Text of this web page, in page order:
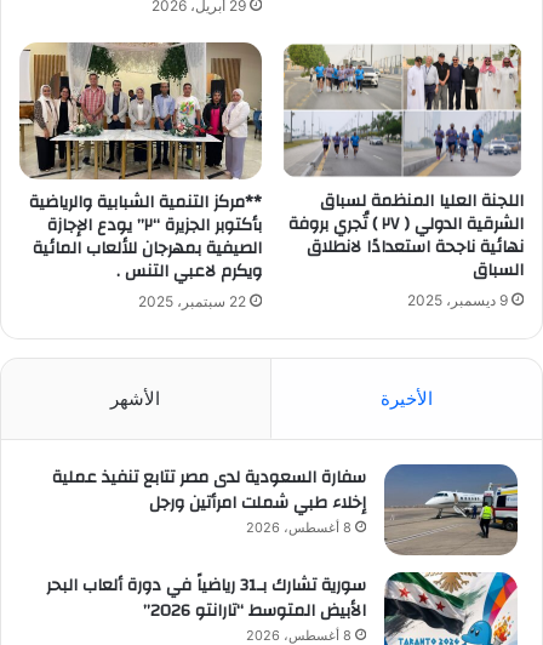
29 أبريل، 2026
اللجنة العليا المنظمة لسباق
الشرقية الدولي ( ٢٧ ) تُجري بروفة
نهائية ناجحة استعدادًا لانطلاق
السباق
9 ديسمبر، 2025
**مركز التنمية الشبابية والرياضية
بأكتوبر الجزيرة “٢” يودع الإجازة
الصيفية بمهرجان للألعاب المائية
ويكرم لاعبي التنس .
22 سبتمبر، 2025
الأخيرة الأشهر
سفارة السعودية لدى مصر تتابع تنفيذ عملية
إخلاء طبي شملت امرأتين ورجل
8 أغسطس، 2026
سورية تشارك بـ31 رياضياً في دورة ألعاب البحر
الأبيض المتوسط “تارانتو 2026”
8 أغسطس، 2026